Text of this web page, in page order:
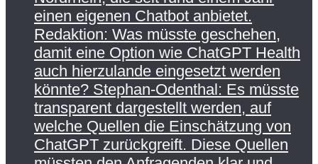
einen eigenen Chatbot anbietet.
Redaktion: Was müsste geschehen,
damit eine Option wie ChatGPT Health
auch hierzulande eingesetzt werden
könnte? Stephan-Odenthal: Es müsste
transparent dargestellt werden, auf
welche Quellen die Einschätzung von
ChatGPT zurückgreift. Diese Quellen